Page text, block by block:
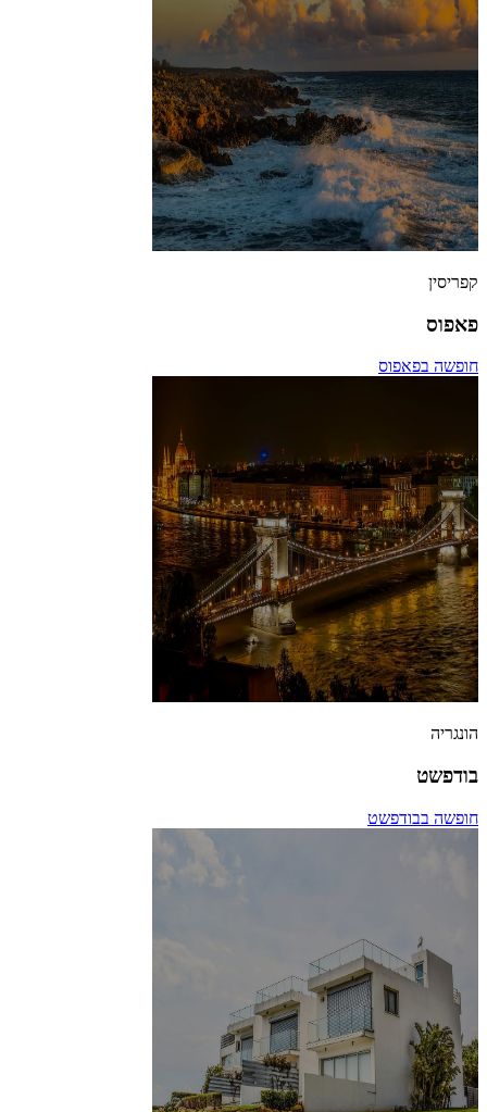
קפריסין
פאפוס
חופשה בפאפוס
הונגריה
בודפשט
חופשה בבודפשט